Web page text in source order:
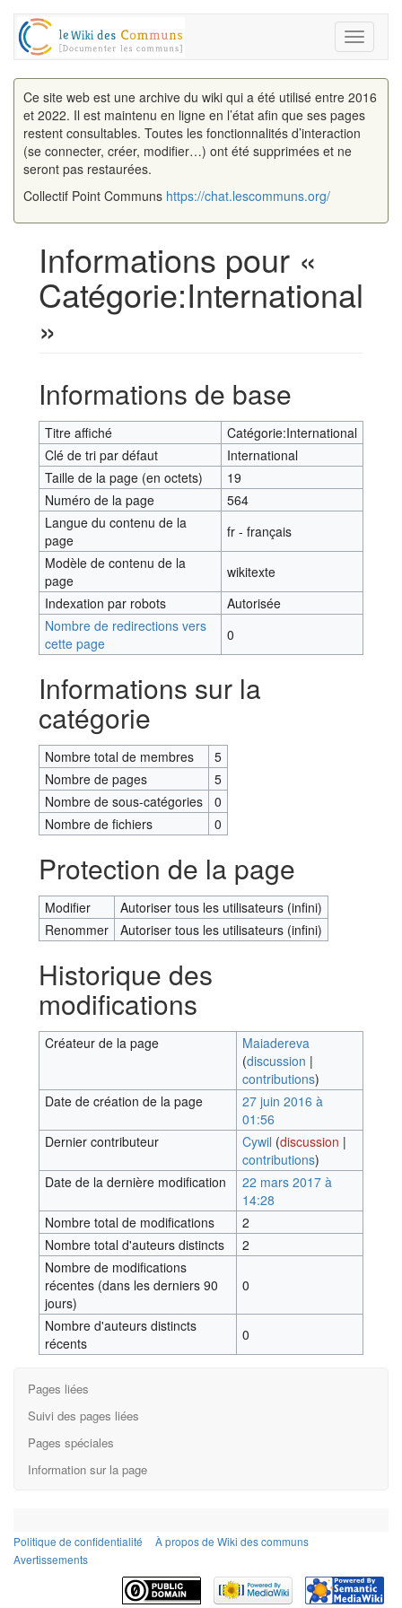
Toggle
Ce site web est une archive du wiki qui a été utilisé entre 2016
et 2022. Il est maintenu en ligne en l’état afin que ses pages
restent consultables. Toutes les fonctionnalités d’interaction
(se connecter, créer, modifier…) ont été supprimées et ne
seront pas restaurées.
Collectif Point Communs https://chat.lescommuns.org/
Informations pour «
Catégorie:International
»
Informations de base
Titre affiché
Catégorie:International
Clé de tri par défaut
International
Taille de la page (en octets)
19
Numéro de la page
564
Langue du contenu de la
page
fr - français
Modèle de contenu de la
page
wikitexte
Indexation par robots
Autorisée
Nombre de redirections vers
cette page
0
Informations sur la
catégorie
Nombre total de membres
5
Nombre de pages
5
Nombre de sous-catégories
0
Nombre de fichiers
0
Protection de la page
Modifier
Autoriser tous les utilisateurs (infini)
Renommer
Autoriser tous les utilisateurs (infini)
Historique des
modifications
Créateur de la page
Maiadereva
(discussion |
contributions)
Date de création de la page
27 juin 2016 à
01:56
Dernier contributeur
Cywil (discussion |
contributions)
Date de la dernière modification
22 mars 2017 à
14:28
Nombre total de modifications
2
Nombre total d'auteurs distincts
2
Nombre de modifications
récentes (dans les derniers 90
jours)
0
Nombre d'auteurs distincts
récents
0
Pages liées
Suivi des pages liées
Pages spéciales
Information sur la page
Politique de confidentialité
À propos de Wiki des communs
Avertissements